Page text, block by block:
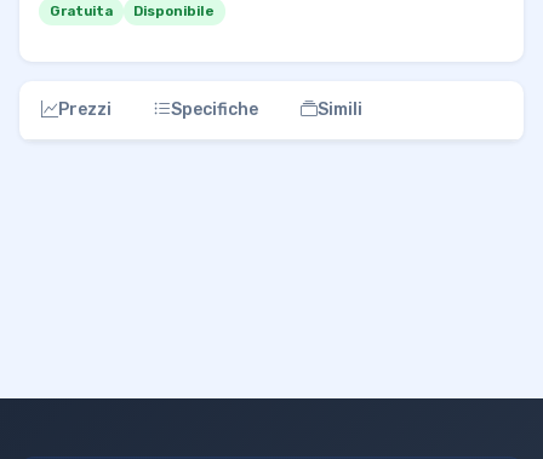
Gratuita Disponibile
Prezzi Specifiche Simili